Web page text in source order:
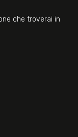
che troverai in